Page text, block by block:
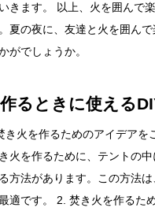
きます。 以上、火を囲んで
夏の夜に、友達と火を囲ん
がでしょうか。
るときに使える
き火を作るためのアイデアを
火を作るために、テントの
方法があります。この方法
適です。 2. 焚き火を作るた